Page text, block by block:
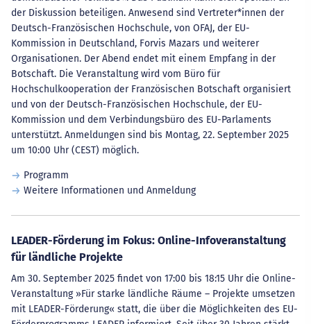
der Diskussion beteiligen. Anwesend sind Vertreter*innen der
Deutsch-Französischen Hochschule, von OFAJ, der EU-
Kommission in Deutschland, Forvis Mazars und weiterer
Organisationen. Der Abend endet mit einem Empfang in der
Botschaft. Die Veranstaltung wird vom Büro für
Hochschulkooperation der Französischen Botschaft organisiert
und von der Deutsch-Französischen Hochschule, der EU-
Kommission und dem Verbindungsbüro des EU-Parlaments
unterstützt. Anmeldungen sind bis Montag, 22. September 2025
um 10:00 Uhr (CEST) möglich.
Programm
Weitere Informationen und Anmeldung
LEADER-Förderung im Fokus: Online-Infoveranstaltung
für ländliche Projekte
Am 30. September 2025 findet von 17:00 bis 18:15 Uhr die Online-
Veranstaltung »Für starke ländliche Räume – Projekte umsetzen
mit LEADER-Förderung« statt, die über die Möglichkeiten des EU-